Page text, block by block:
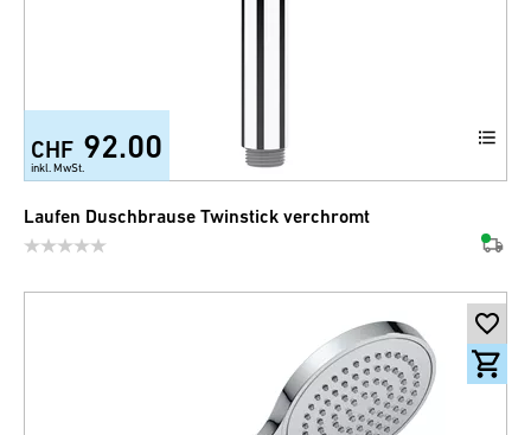
CHF 92.00
inkl. MwSt.
Laufen Duschbrause Twinstick verchromt